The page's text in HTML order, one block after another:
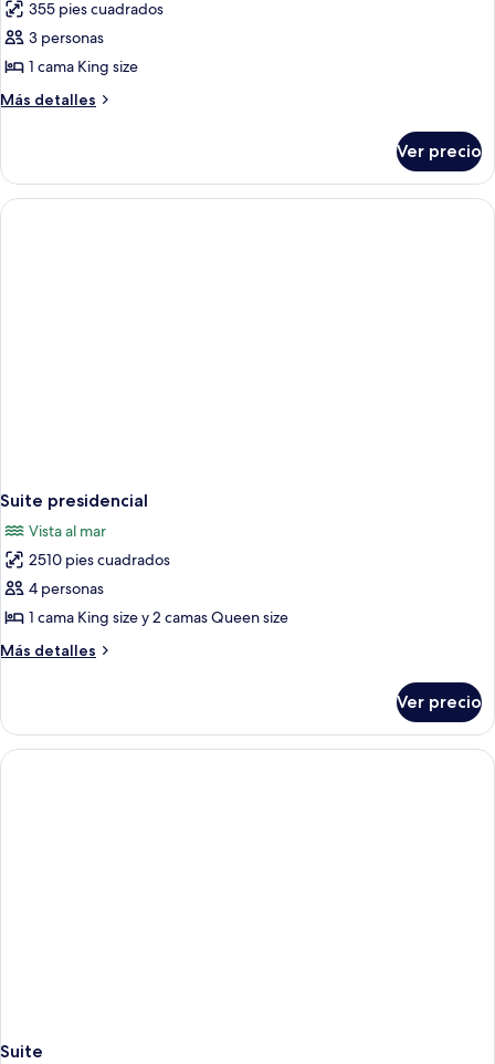
355 pies cuadrados
3 personas
1 cama King size
Más detalles
Más
vista
al
océano
Ver precio
Suite presidencial
Vista al mar
2510 pies cuadrados
4 personas
1 cama King size y 2 camas Queen size
Más detalles
Más
presidencial
Ver precio
Suite